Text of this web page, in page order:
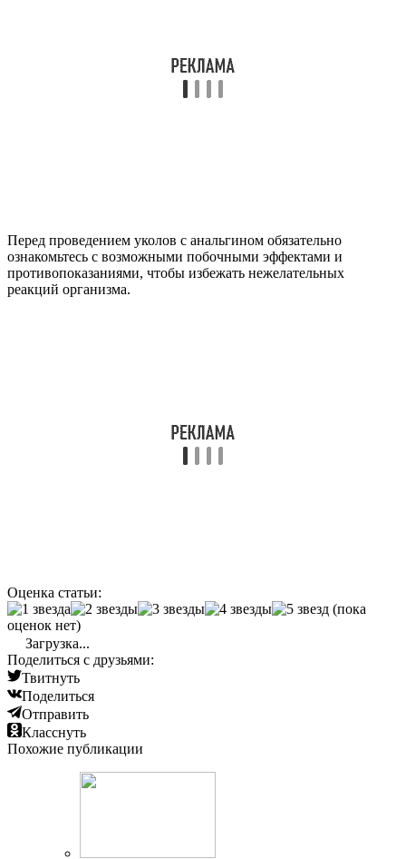
Перед проведением уколов с анальгином обязательно
ознакомьтесь с возможными побочными эффектами и
противопоказаниями, чтобы избежать нежелательных
реакций организма.
Оценка статьи:
(пока
оценок нет)
Загрузка...
Поделиться с друзьями:
Твитнуть
Поделиться
Отправить
Класснуть
Похожие публикации